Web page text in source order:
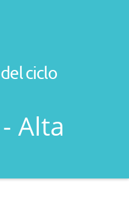
ciclo
Alta